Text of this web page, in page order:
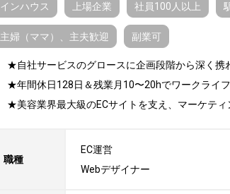
インハウス 上場企業 社員100人以上
主婦（ママ）、主夫歓迎 副業可
★自社サービスのグロースに企画段階から深く携
★年間休日128日＆残業月10〜20hでワークライ
★美容業界最大級のECサイトを支え、マーケティ
職種
EC運営
Webデザイナー